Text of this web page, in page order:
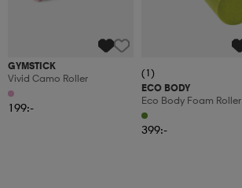
GYMSTICK
Vivid Camo Roller
199:-
(1)
ECO BODY
Eco Body Foam Roller
Pilates Roll 90cm
399:-